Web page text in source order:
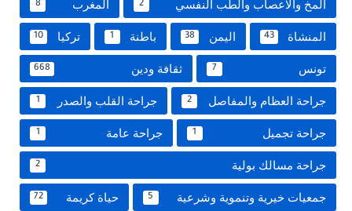
المخ والاعصاب والطب النفسي 2 المغرب 8
المنشاة 43 اليمن 38 باطنة 1 تركيا 10
تونس 7 ثقافة ودين 668
جراحة العظام والمفاصل 2 جراحة القلب والصدر 1
جراحة تجميل 1 جراحة عامة 1
جراحة مسالك بولية 2
جمعيات خيرية وتنموية وشرعية 5 حياة كريمة 72